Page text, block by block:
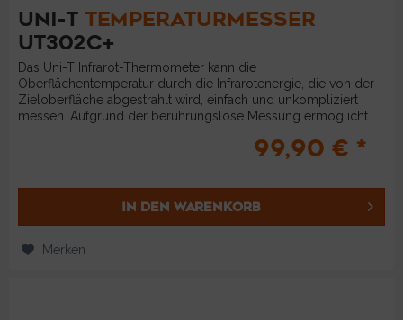
UNI-T TEMPERATURMESSER
UT302C+
Das Uni-T Infrarot-Thermometer kann die
Oberflächentemperatur durch die Infrarotenergie, die von der
Zieloberfläche abgestrahlt wird, einfach und unkompliziert
messen. Aufgrund der berührungslose Messung ermöglicht
99,90 € *
IN DEN WARENKORB
Merken